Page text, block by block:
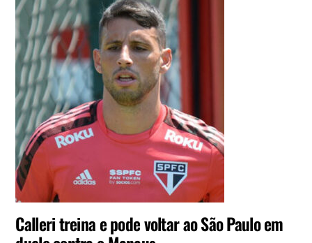
Calleri treina e pode voltar ao São Paulo em